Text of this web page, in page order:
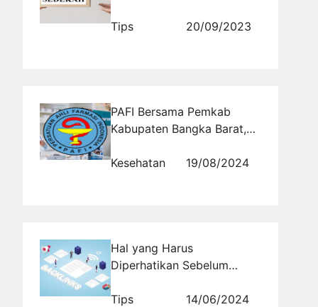
Tips 20/09/2023
PAFI Bersama Pemkab
Kabupaten Bangka Barat,
Layanan Kesehatan Bagi
Kesehatan 19/08/2024
Hal yang Harus
Diperhatikan Sebelum
Berkualitas
Tips 14/06/2024